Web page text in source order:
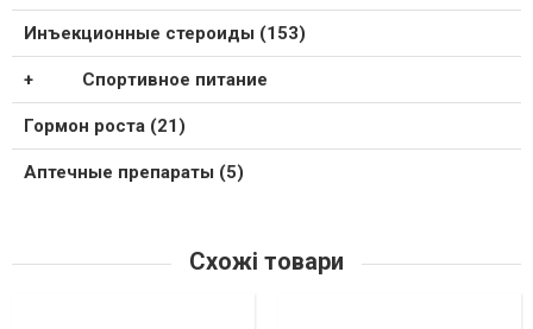
Инъекционные стероиды (153)
Спортивное питание
Гормон роста (21)
Аптечные препараты (5)
Схожі товари